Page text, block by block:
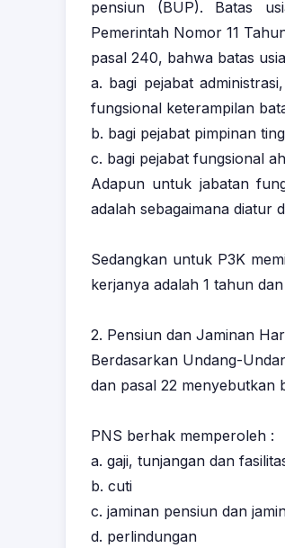
pensiun (BUP). Batas
Pemerintah Nomor 11
pasal 240, bahwa batas
a. bagi pejabat
fungsional keterampilan
b. bagi pejabat pimpinan
c. bagi pejabat fungsional
Adapun untuk jabatan
adalah sebagaimana diatur
Sedangkan untuk P3K
kerjanya adalah 1 tahun
2. Pensiun dan Jaminan
Berdasarkan Undang-
dan pasal 22 menyebutkan
PNS berhak memperoleh :
a. gaji, tunjangan dan
b. cuti
c. jaminan pensiun dan
d. perlindungan